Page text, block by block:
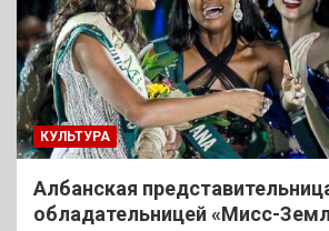
КУЛЬТУРА
Албанская
обладательницей «Мисс-